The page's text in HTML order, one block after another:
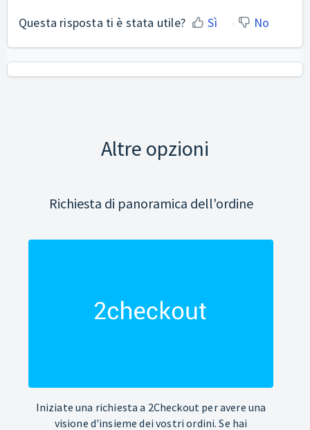
Questa risposta ti è stata utile? Sì No
Altre opzioni
Richiesta di panoramica dell'ordine
Iniziate una richiesta a 2Checkout per avere una
visione d'insieme dei vostri ordini. Se hai